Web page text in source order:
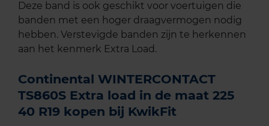
Deze band is ook geschikt voor voertuigen die
banden met een hoger draagvermogen nodig
hebben. Verstevigde banden zijn te herkennen
aan het kenmerk Extra Load.
Continental WINTERCONTACT
TS860S Extra load in de maat 225
40 R19 kopen bij KwikFit